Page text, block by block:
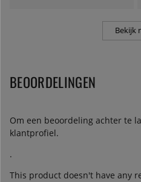
Bekijk
BEOORDELINGEN
Om een beoordeling achter te
klantprofiel.
.
This product doesn't have any